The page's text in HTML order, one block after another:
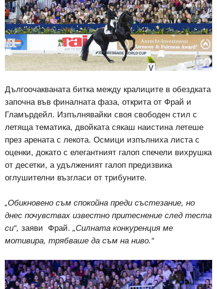
Дългоочакваната битка между кралиците в обездката
започна във финалната фаза, открита от Фрай и
Гламърдейл. Изпълнявайки своя свободен стил с
летяща тематика, двойката сякаш наистина летеше
през арената с лекота. Осмици изпълниха листа с
оценки, докато с елегантният галоп спечели вихрушка
от десетки, а удълженият галоп предизвика
оглушителни възгласи от трибуните.
„Обикновено съм спокойна преди състезание, но
днес почувствах известно притеснение след теста
си“, заяви Фрай. „Силната конкуренция ме
мотивира, трябваше да съм на ниво.“